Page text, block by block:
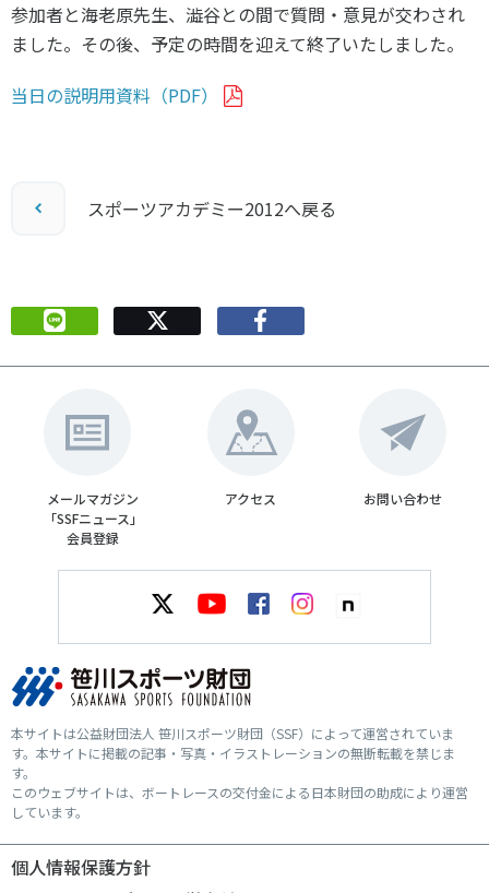
参加者と海老原先生、澁谷との間で質問・意見が交わされ
ました。その後、予定の時間を迎えて終了いたしました。
当日の説明用資料（PDF）
スポーツアカデミー2012へ戻る
メールマガジン
「SSFニュース」
会員登録
アクセス お問い合わせ
本サイトは公益財団法人 笹川スポーツ財団（SSF）によって運営されていま
す。本サイトに掲載の記事・写真・イラストレーションの無断転載を禁じま
す。
このウェブサイトは、ボートレースの交付金による日本財団の助成により運営
しています。
個人情報保護方針